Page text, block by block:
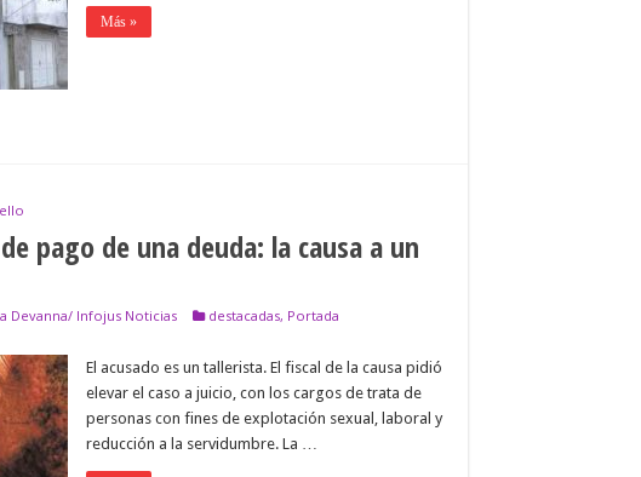
Más »
pago de una deuda: la causa a un
Devanna/ Infojus Noticias destacadas, Portada
El acusado es un tallerista. El fiscal de la causa pidió
elevar el caso a juicio, con los cargos de trata de
personas con fines de explotación sexual, laboral y
reducción a la servidumbre. La …